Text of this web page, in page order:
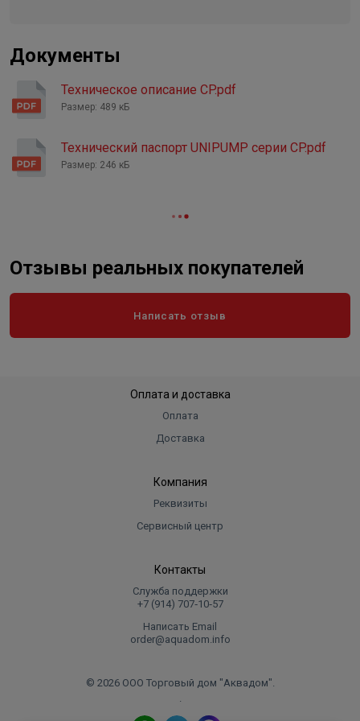
Класс защиты
Документы
Техническое описание CP.pdf
Размер: 489 кБ
Технический паспорт UNIPUMP серии CP.pdf
Размер: 246 кБ
Отзывы реальных покупателей
Написать отзыв
Оплата и доставка
Оплата
Доставка
Компания
Реквизиты
Сервисный центр
Контакты
Служба поддержки
+7 (914) 707‑10‑57
Написать Email
order@aquadom.info
© 2026 ООО Торговый дом "Аквадом".
.